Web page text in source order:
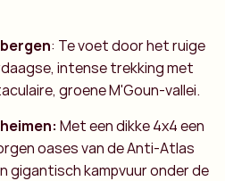
: Te voet door het ruige
intense trekking met
groene M'Goun-vallei.
Met een dikke 4x4 een
oases van de Anti-Atlas
gigantisch kampvuur onder de